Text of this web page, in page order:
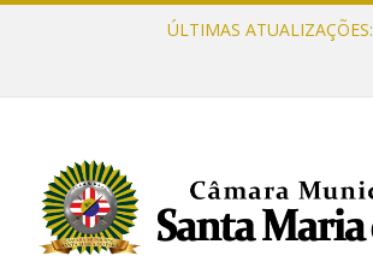
ÚLTIMAS ATUALIZAÇÕES: